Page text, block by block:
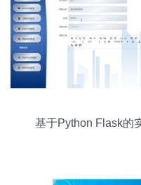
基于Python Flask的